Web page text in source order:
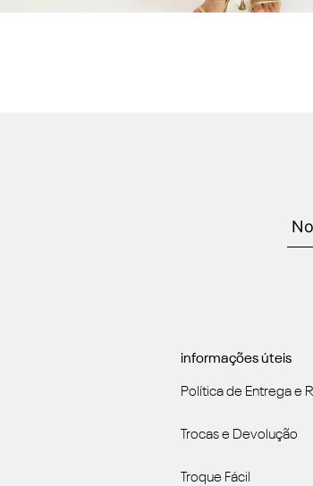
informações úteis
Política de Entrega e
Trocas e Devolução
Troque Fácil